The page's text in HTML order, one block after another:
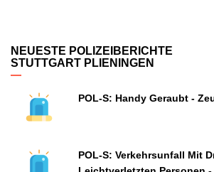
NEUESTE POLIZEIBERICHTE
STUTTGART PLIENINGEN
POL-S: Handy Geraubt -
POL-S: Verkehrsunfall Mit